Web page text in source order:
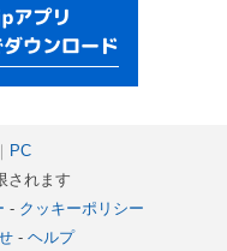
PC
されます
- クッキーポリシー
- ヘルプ